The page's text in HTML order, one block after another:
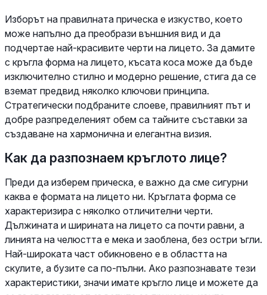
Изборът на правилната прическа е изкуство, което
може напълно да преобрази външния вид и да
подчертае най-красивите черти на лицето. За дамите
с кръгла форма на лицето, късата коса може да бъде
изключително стилно и модерно решение, стига да се
вземат предвид няколко ключови принципа.
Стратегически подбраните слоеве, правилният път и
добре разпределеният обем са тайните съставки за
създаване на хармонична и елегантна визия.
Как да разпознаем кръглото лице?
Преди да изберем прическа, е важно да сме сигурни
каква е формата на лицето ни. Кръглата форма се
характеризира с няколко отличителни черти.
Дължината и ширината на лицето са почти равни, а
линията на челюстта е мека и заоблена, без остри ъгли.
Най-широката част обикновено е в областта на
скулите, а бузите са по-пълни. Ако разпознавате тези
характеристики, значи имате кръгло лице и можете да